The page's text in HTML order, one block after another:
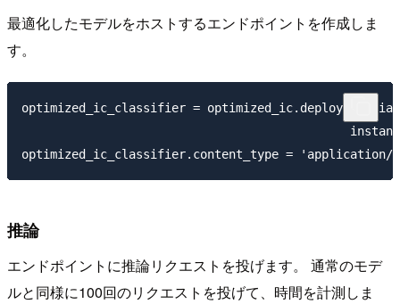
最適化したモデルをホストするエンドポイントを作成しま
す。
optimized_ic_classifier =
推論
エンドポイントに推論リクエストを投げます。 通常のモデ
ルと同様に100回のリクエストを投げて、時間を計測しま